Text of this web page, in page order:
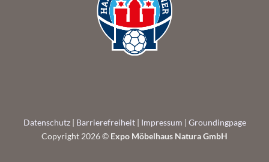
Datenschutz| Barrierefreiheit| Impressum | Groundingpage
Copyright 2026 © Expo Möbelhaus Natura GmbH